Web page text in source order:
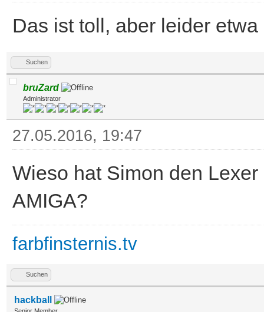
Das ist toll, aber leider
Suchen
bruZard
Administrator
27.05.2016, 19:47
Wieso hat Simon den
AMIGA?
farbfinsternis.tv
Suchen
hackball